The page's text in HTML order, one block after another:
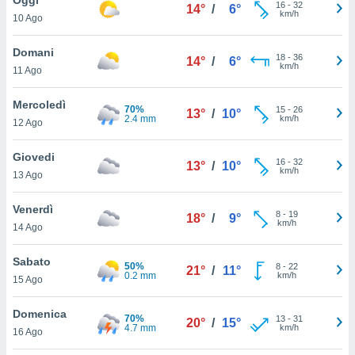
è
al sito
di
ci
di
il
un
la
nella
10 Ago
14° / 6° 16- 32
km/h
Domani
11 Ago
14° / 6° 18- 36
km/h
Mercoledì
12 Ago
70%
2.4 mm
13° / 10° 15- 26
km/h
Giovedi
13 Ago
13° / 10° 16- 32
km/h
Venerdì
14 Ago
18° / 9° 8- 19
km/h
Sabato
15 Ago
50%
0.2 mm
21° / 11° 8- 22
km/h
Domenica
16 Ago
70%
4.7 mm
20° / 15° 13- 31
km/h